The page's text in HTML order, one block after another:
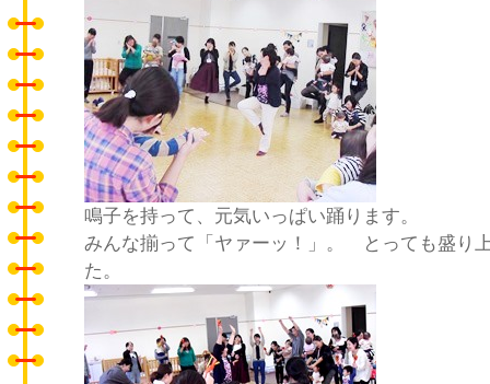
鳴子を持って、元気いっぱい踊ります。
みんな揃って「ヤァーッ！」。 とっても盛り
た。